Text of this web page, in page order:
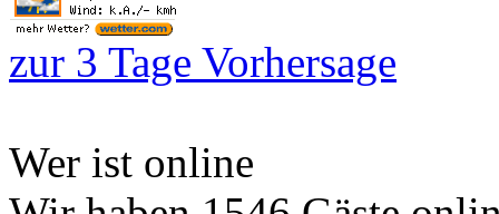
zur 3 Tage Vorhersage
Wer ist online